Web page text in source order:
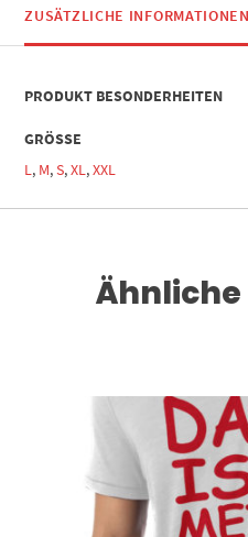
ZUSÄTZLICHE INFORMATIONEN
PRODUKT BESONDERHEITEN
GRÖSSE
L, M,S,XL,XXL